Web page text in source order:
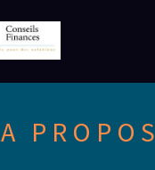
A PROPOS